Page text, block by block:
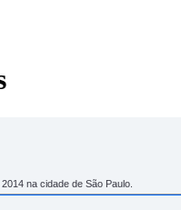
na cidade de São Paulo.